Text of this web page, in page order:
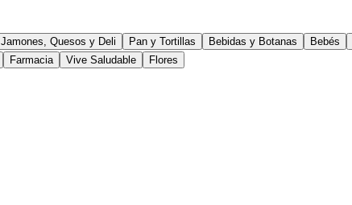
Jamones, Quesos y Deli Pan y Tortillas Bebidas y Botanas Bebés
Farmacia Vive Saludable Flores